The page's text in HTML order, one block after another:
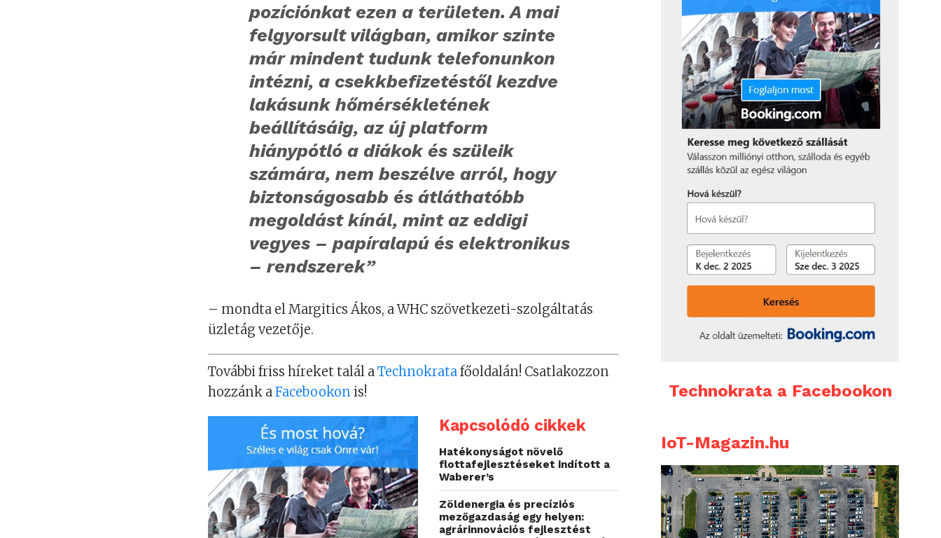
pozíciónkat ezen a területen. A mai
felgyorsult világban, amikor szinte
már mindent tudunk telefonunkon
intézni, a csekkbefizetéstől kezdve
lakásunk hőmérsékletének
beállításáig, az új platform
hiánypótló a diákok és szüleik
számára, nem beszélve arról, hogy
biztonságosabb és átláthatóbb
megoldást kínál, mint az eddigi
vegyes – papíralapú és elektronikus
– rendszerek”
– mondta el Margitics Ákos, a WHC szövetkezeti-szolgáltatás
üzletág vezetője.
További friss híreket talál aTechnokratafőoldalán! Csatlakozzon
hozzánk aFacebookon is!
Kapcsolódó cikkek
Hatékonyságot növelő
flottafejlesztéseket indított a
Waberer’s
Zöldenergia és precíziós
mezőgazdaság egy helyen:
agrárinnovációs fejlesztést
Technokrata a Facebookon
IoT-Magazin.hu